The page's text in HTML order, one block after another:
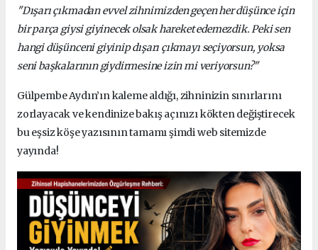
"Dışarı çıkmadan evvel zihnimizden geçen her düşünce için
bir parça giysi giyinecek olsak hareket edemezdik. Peki sen
hangi düşünceni giyinip dışarı çıkmayı seçiyorsun, yoksa
seni başkalarının giydirmesine izin mi veriyorsun?"
Gülpembe Aydın’ın kaleme aldığı, zihninizin sınırlarını
zorlayacak ve kendinize bakış açınızı kökten değiştirecek
bu eşsiz köşe yazısının tamamı şimdi web sitemizde
yayında!